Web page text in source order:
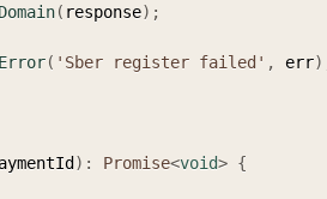
( response) ;
( 'Sber register failed' , err)
) : Promise<void> {